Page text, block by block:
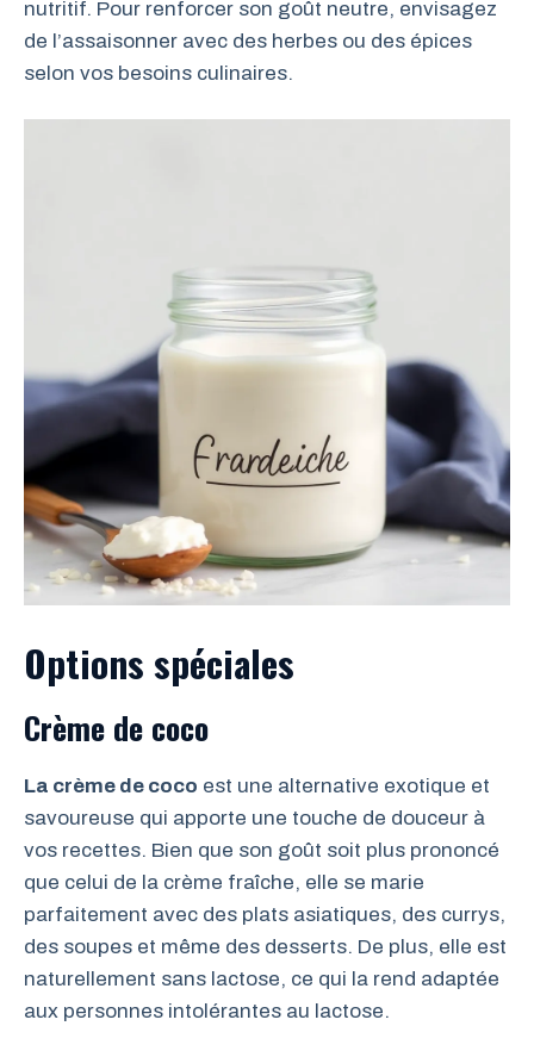
nutritif. Pour renforcer son goût neutre, envisagez
de l’assaisonner avec des herbes ou des épices
selon vos besoins culinaires.
Options spéciales
Crème de coco
La crème de coco est une alternative exotique et
savoureuse qui apporte une touche de douceur à
vos recettes. Bien que son goût soit plus prononcé
que celui de la crème fraîche, elle se marie
parfaitement avec des plats asiatiques, des currys,
des soupes et même des desserts. De plus, elle est
naturellement sans lactose, ce qui la rend adaptée
aux personnes intolérantes au lactose.